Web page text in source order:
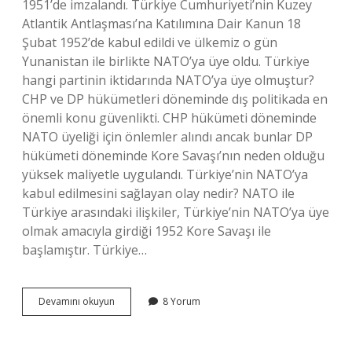
1951’de imzalandı. Türkiye Cumhuriyeti’nin Kuzey
Atlantik Antlaşması’na Katılımına Dair Kanun 18
Şubat 1952’de kabul edildi ve ülkemiz o gün
Yunanistan ile birlikte NATO’ya üye oldu. Türkiye
hangi partinin iktidarında NATO’ya üye olmuştur?
CHP ve DP hükümetleri döneminde dış politikada en
önemli konu güvenlikti. CHP hükümeti döneminde
NATO üyeliği için önlemler alındı ​​ancak bunlar DP
hükümeti döneminde Kore Savaşı’nın neden olduğu
yüksek maliyetle uygulandı. Türkiye’nin NATO’ya
kabul edilmesini sağlayan olay nedir? NATO ile
Türkiye arasındaki ilişkiler, Türkiye’nin NATO’ya üye
olmak amacıyla girdiği 1952 Kore Savaşı ile
başlamıştır. Türkiye…
Devamını okuyun
Nato
8 Yorum